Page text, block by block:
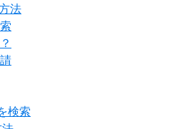
法
検索